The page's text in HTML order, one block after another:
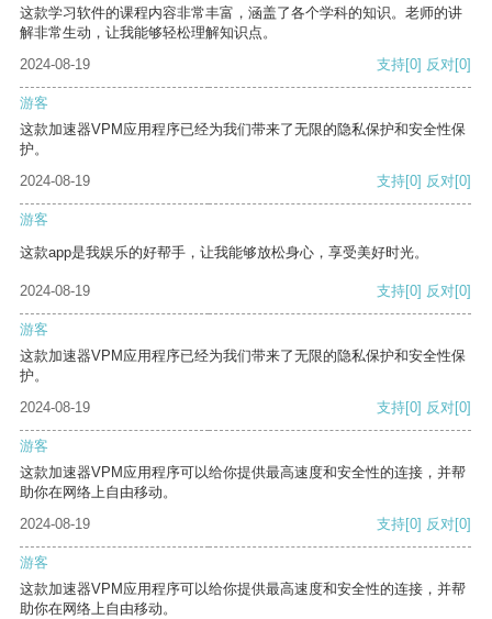
这款学习软件的课程内容非常丰富，涵盖了各个学科的知识。老师的讲
解非常生动，让我能够轻松理解知识点。
2024-08-19
支持[0] 反对[0]
游客
这款加速器VPM应用程序已经为我们带来了无限的隐私保护和安全性保
护。
2024-08-19
支持[0] 反对[0]
游客
这款app是我娱乐的好帮手，让我能够放松身心，享受美好时光。
2024-08-19 支持[0] 反对[0]
游客
这款加速器VPM应用程序已经为我们带来了无限的隐私保护和安全性保
护。
2024-08-19
支持[0] 反对[0]
游客
这款加速器VPM应用程序可以给你提供最高速度和安全性的连接，并帮
助你在网络上自由移动。
2024-08-19
支持[0] 反对[0]
游客
这款加速器VPM应用程序可以给你提供最高速度和安全性的连接，并帮
助你在网络上自由移动。